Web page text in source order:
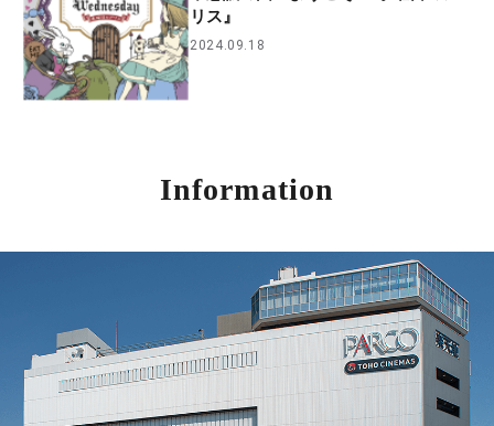
リス』
2024.09.18
Information